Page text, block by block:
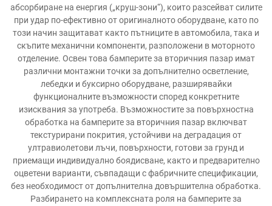
абсорбиране на енергия („круш-зони“), които разсейват силите
при удар по-ефективно от оригиналното оборудване, като по
този начин защитават както пътниците в автомобила, така и
скъпите механични компоненти, разположени в моторното
отделение. Освен това бамперите за вторичния пазар имат
различни монтажни точки за допълнително осветление,
лебедки и буксирно оборудване, разширявайки
функционалните възможности според конкретните
изисквания за употреба. Възможностите за повърхностна
обработка на бамперите за вторичния пазар включват
текстурирани покрития, устойчиви на деградация от
ултравиолетови лъчи, повърхности, готови за грунд и
приемащи индивидуално боядисване, както и предварително
оцветени варианти, съвпадащи с фабричните спецификации,
без необходимост от допълнителна довършителна обработка.
Разбирането на комплексната роля на бамперите за